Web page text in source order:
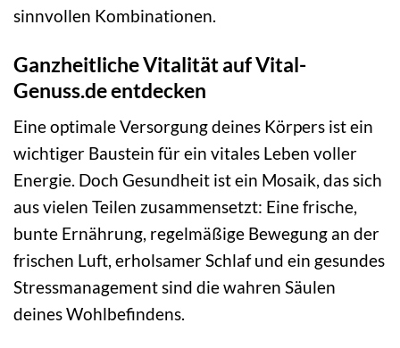
sinnvollen Kombinationen.
Ganzheitliche Vitalität auf Vital-
Genuss.de entdecken
Eine optimale Versorgung deines Körpers ist ein
wichtiger Baustein für ein vitales Leben voller
Energie. Doch Gesundheit ist ein Mosaik, das sich
aus vielen Teilen zusammensetzt: Eine frische,
bunte Ernährung, regelmäßige Bewegung an der
frischen Luft, erholsamer Schlaf und ein gesundes
Stressmanagement sind die wahren Säulen
deines Wohlbefindens.